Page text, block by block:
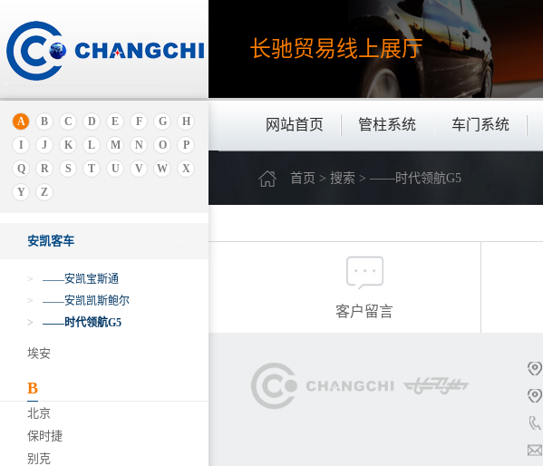
长驰贸易线上展厅
网站首页 管柱系统 车门系统
A B C D E F G
H
I
J K L M N O
P
Q
R S T U V W
X
Y
Z
A
奥迪
安凯客车
>
——安凯宝斯通
>
——安凯凯斯鲍尔
>
——时代领航G5
埃安
B
北京
保时捷
别克
首页 > 搜索 > ——时代领航G5
客户留言